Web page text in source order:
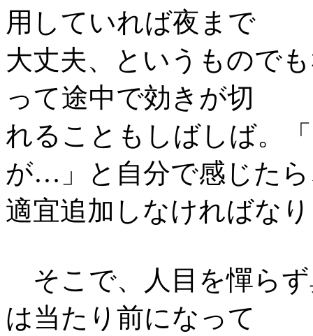
用していれば夜まで
大丈夫、というもので
って途中で効きが切
れることもしばしば。
が…」と自分で感じた
適宜追加しなければな
そこで、人目を憚ら
は当たり前になって